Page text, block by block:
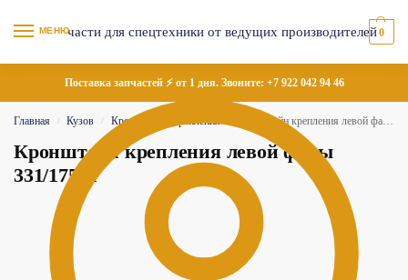
МЕНЮ 0
Поставка запчастей ⚡ от 1 дня. Звоните: +7 922 042 94 46
Главная / Кузов / Кронштейны крепления Кронштейн крепления левой фары 331/17551
Кронштейн крепления левой фары
331/17551